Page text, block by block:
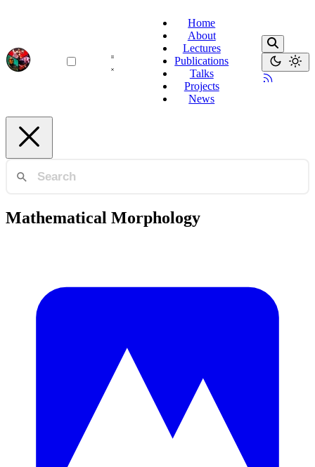
Home
About
Lectures
Publications
Talks
Projects
News
Mathematical Morphology